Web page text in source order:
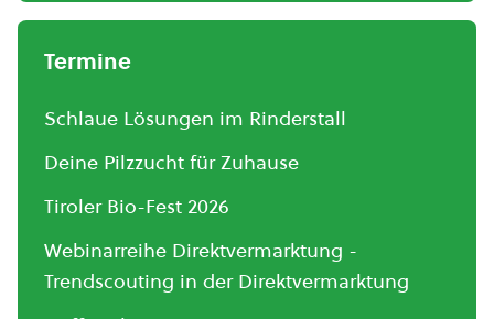
Termine
Schlaue Lösungen im Rinderstall
Deine Pilzzucht für Zuhause
Tiroler Bio-Fest 2026
Webinarreihe Direktvermarktung -
Trendscouting in der Direktvermarktung